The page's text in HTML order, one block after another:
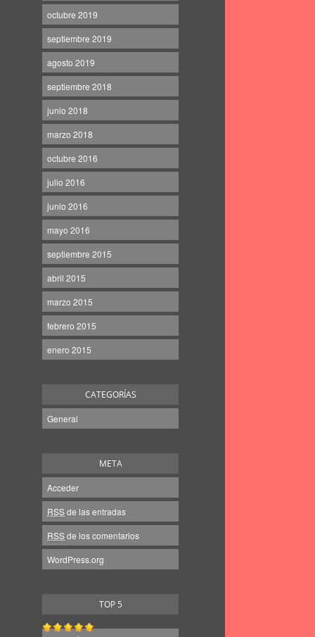
octubre 2019
septiembre 2019
agosto 2019
septiembre 2018
junio 2018
marzo 2018
octubre 2016
julio 2016
junio 2016
mayo 2016
septiembre 2015
abril 2015
marzo 2015
febrero 2015
enero 2015
CATEGORÍAS
General
META
Acceder
RSSde las entradas
RSSde los comentarios
WordPress.org
TOP 5